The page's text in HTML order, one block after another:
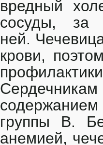
вредный
сосуды, за
ней.
крови,
группы В.
анемией,